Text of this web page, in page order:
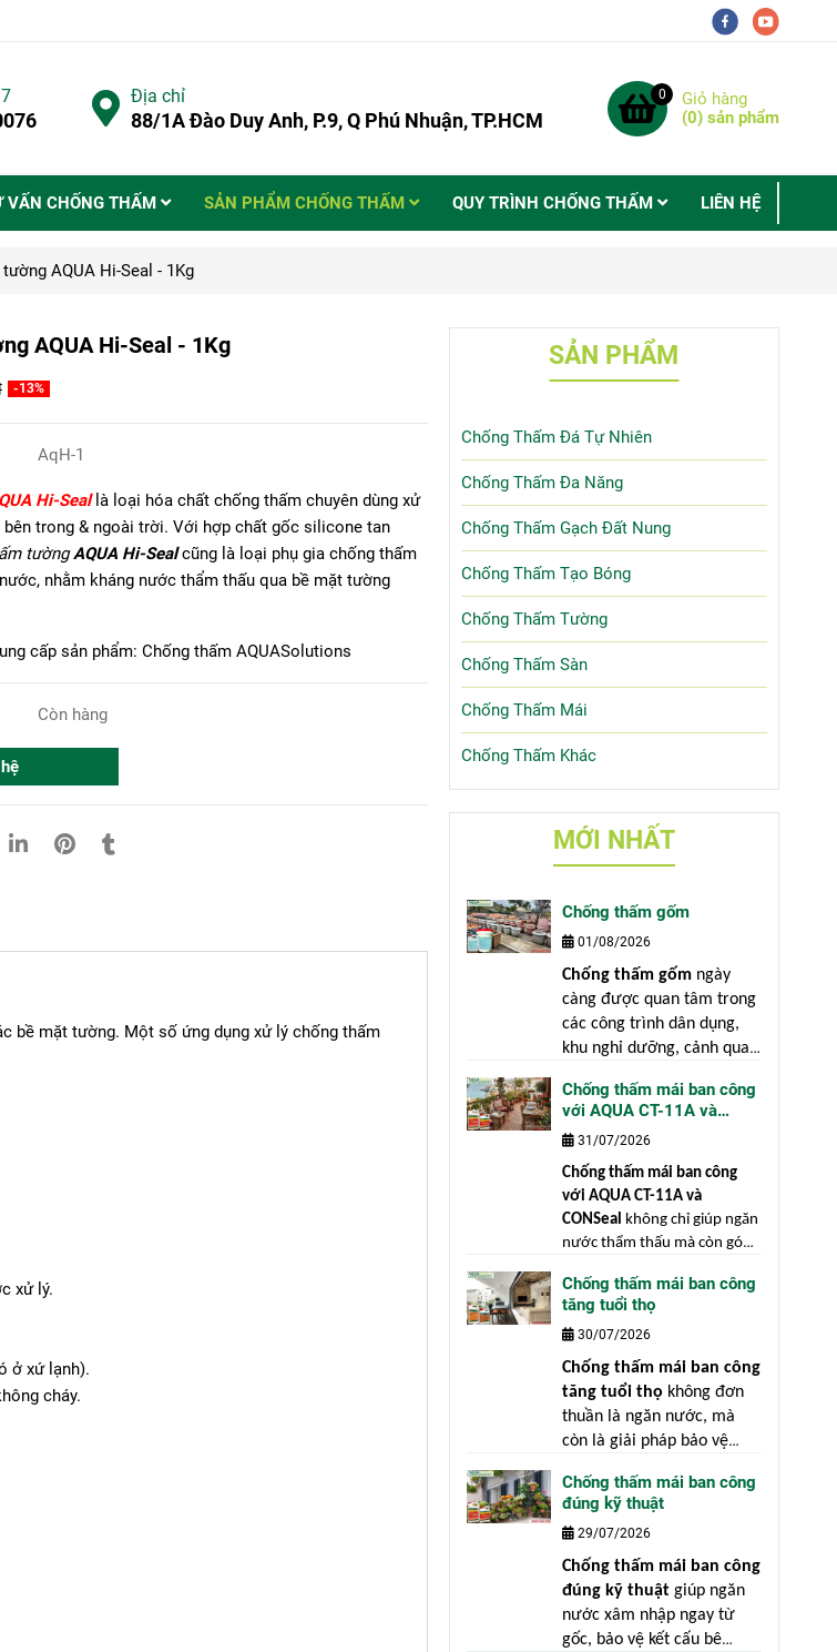
Địa chỉ
88/1A Đào Duy Anh, P.9, Q Phú Nhuận, TP.HCM
0
Giỏ hàng
(0) sản phẩm
VẤN CHỐNG THẤM SẢN PHẨM CHỐNG THẤM QUY TRÌNH CHỐNG THẤM LIÊN HỆ
AQUA Hi-Seal - 1Kg
AQUA Hi-Seal - 1Kg
-13%
AqH-1
Hi-Seallà loại hóa chất chống thấm chuyên dùng xử
trong & ngoài trời. Với hợp chất gốc silicone tan
tườngAQUA Hi-Sealcũng là loại phụ gia chống thấm
nhằm kháng nước thẩm thấu qua bề mặt tường
cấp sản phẩm: Chống thấm AQUASolutions
Còn hàng
bề mặt tường. Một số ứng dụng xử lý chống thấm
xử lý.
ở xứ lạnh).
cháy.
SẢN PHẨM
Chống Thấm Đá Tự Nhiên
Chống Thấm Đa Năng
Chống Thấm Gạch Đất Nung
Chống Thấm Tạo Bóng
Chống Thấm Tường
Chống Thấm Sàn
Chống Thấm Mái
Chống Thấm Khác
MỚI NHẤT
Chống thấm gốm
01/08/2026
Chống thấm gốm ngày
càng được quan tâm trong
các công trình dân dụng,
khu nghỉ dưỡng, cảnh quan
sản xuất gốm xuất khẩu.
Gốm là vật liệu được ứng
dụng rộng rãi trong kiến
trúc và trang trí nhờ vẻ
đẹp mộc mạc, bền màu và
mang giá trị thẩm mỹ cao.
Chống thấm mái ban công
với AQUA CT-11A và
CONSeal
31/07/2026
Chống thấm mái ban công
với AQUA CT-11A và
CONSeal không chỉ giúp ngăn
nước thẩm thấu mà còn góp
công trình trước những tác
động của môi trường. Mái
ban công là một trong những
hạng mục chịu tác động khắc
nghiệt nhất của thời tiết.
Chống thấm mái ban công
tăng tuổi thọ
30/07/2026
Chống thấm mái ban công
tăng tuổi thọ không đơn
thuần là ngăn nước, mà
còn là giải pháp bảo vệ
"Phòng bệnh hơn chữa
bệnh" là nguyên tắc luôn
đúng trong xây dựng.
Chống thấm mái ban công
đúng kỹ thuật
29/07/2026
Chống thấm mái ban công
đúng kỹ thuật giúp ngăn
nước xâm nhập ngay từ
gốc, bảo vệ kết cấu bê